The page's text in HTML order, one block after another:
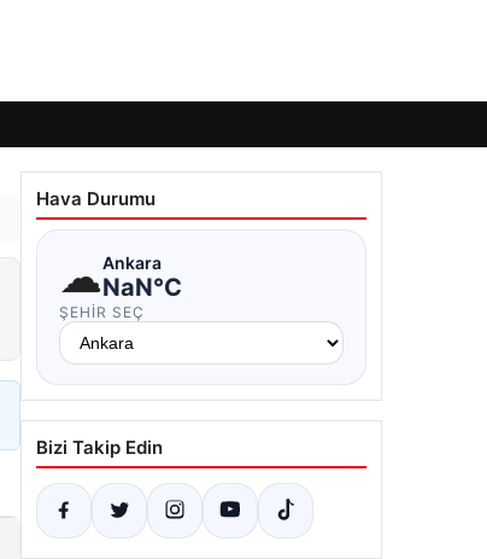
Hava Durumu
☁Ankara
NaN°C
ŞEHIR SEÇ
Bizi Takip Edin